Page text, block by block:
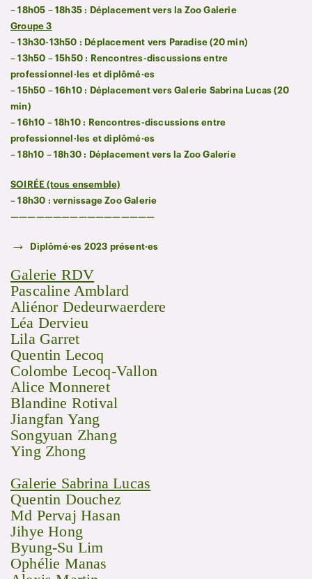
– 18h05 – 18h35 : Déplacement vers la Zoo Galerie
Groupe 3
– 13h30-13h50 : Déplacement vers Paradise (20 min)
– 13h50 – 15h50 : Rencontres-discussions entre
professionnel·les et diplômé·es
– 15h50 – 16h10 : Déplacement vers Galerie Sabrina Lucas (20
min)
– 16h10 – 18h10 : Rencontres-discussions entre
professionnel·les et diplômé·es
– 18h10 – 18h30 : Déplacement vers la Zoo Galerie
SOIRÉE (tous ensemble)
– 18h30 : vernissage Zoo Galerie
—————————————————
→ Diplômé·es 2023 présent·es
Galerie RDV
Pascaline Amblard
Aliénor Dedeurwaerdere
Léa Dervieu
Lila Garret
Quentin Lecoq
Colombe Lecoq-Vallon
Alice Monneret
Blandine Rotival
Jiangfan Yang
Songyuan Zhang
Ying Zhong
Galerie Sabrina Lucas
Quentin Douchez
Md Pervaj Hasan
Jihye Hong
Byung-Su Lim
Ophélie Manas